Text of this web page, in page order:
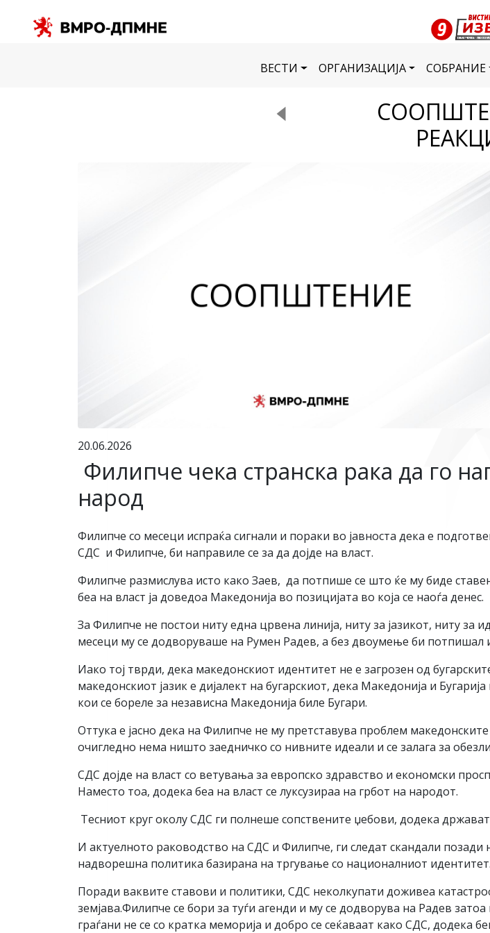
ВЕСТИ ОРГАНИЗАЦИЈА СОБРАНИЕ
20.06.2026
Филипче чека странска рака да го
народ
Филипче со месеци испраќа сигнали и пораки во јавноста дека е
СДС и Филипче, би направилe се за да дојде на власт.
Филипче размислува исто како Заев, да потпише се што ќе му биде
беа на власт ја доведоа Македонија во позицијата во која се наоѓа денес.
За Филипче не постои ниту една црвена линија, ниту за јазикот, ниту
месеци му се додворуваше на Румен Радев, а без двоумење би потпишал
Иако тој тврди, дека македонскиот идентитет не е загрозен од
македонскиот јазик е дијалект на бугарскиот, дека Македонија и
кои се бореле за независна Македонија биле Бугари.
Оттука е јасно дека на Филипче не му претставува проблем
очигледно нема ништо заедничко со нивните идеали и се залага за
СДС дојде на власт со ветувања за европско здравство и економски
Наместо тоа, додека беа на власт се луксузираа на грбот на народот.
Тесниот круг околу СДС ги полнеше сопствените џебови, додека
И актуелното раководство на СДС и Филипче, ги следат скандали
надворешна политика базирана на тргување со националниот идентитет.
Поради ваквите ставови и политики, СДС неколкупати доживеа
земјава.Филипче се бори за туѓи агенди и му се додворува на Радев
граѓани не се со кратка меморија и добро се сеќаваат како СДС, додека